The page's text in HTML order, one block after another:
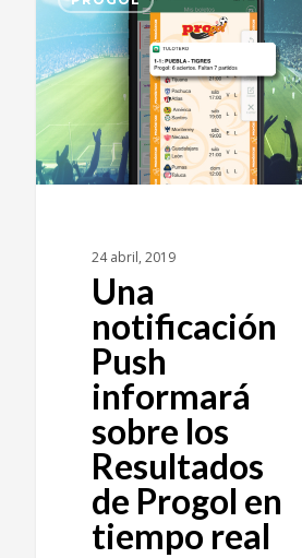
24 abril, 2019
Una
notificación
Push
informará
sobre los
Resultados
de Progol en
tiempo real